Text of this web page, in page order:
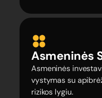
Asmeninės
Asmeninės
vystymas su
rizikos lygiu.